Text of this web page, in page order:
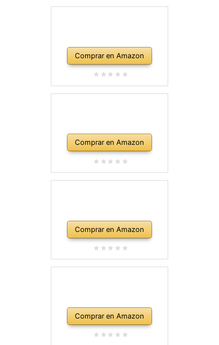
Comprar en Amazon
Comprar en Amazon
Comprar en Amazon
Comprar en Amazon